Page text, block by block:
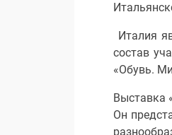
Италия
состав
«Обувь.
Выставка
Он